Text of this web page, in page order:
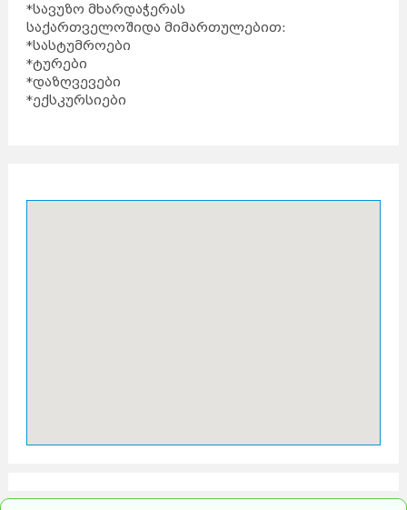
*სავუზო მხარდაჭერას
საქართველოშიდა მიმართულებით:
*სასტუმროები
*ტურები
*დაზღვევები
*ექსკურსიები